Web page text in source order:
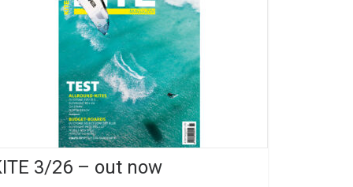
3/26 – out now